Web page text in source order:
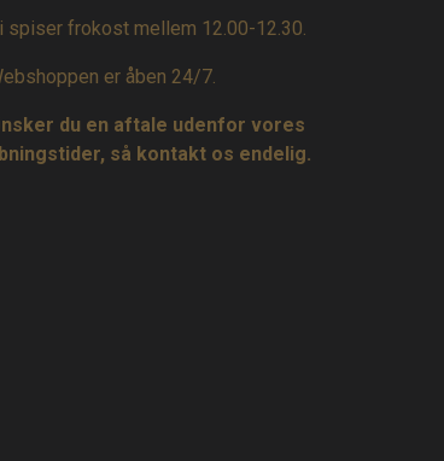
spiser frokost mellem 12.00-12.30.
er åben 24/7.
du en aftale udenfor vores
så kontakt os endelig.